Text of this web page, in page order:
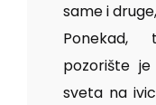
same i
Ponekad,
pozorište
sveta na